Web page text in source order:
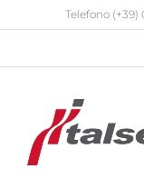
contenuto
Telefono (+39)